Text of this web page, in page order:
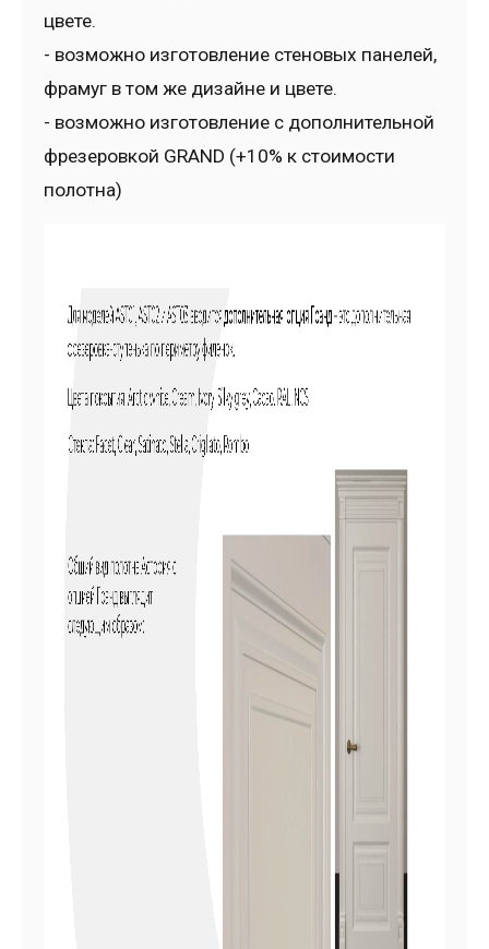
цвете.
- возможно изготовление стеновых панелей,
фрамуг в том же дизайне и цвете.
- возможно изготовление с дополнительной
фрезеровкой GRAND (+10% к стоимости
полотна)